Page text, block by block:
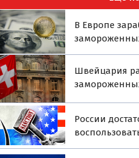
В Европе
Швейцария
России